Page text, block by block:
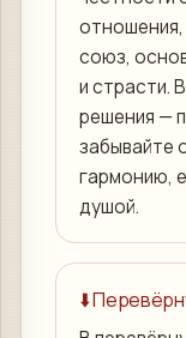
отношения,
союз,
и страсти.
решения —
забывайте
гармонию,
душой.
⬇️